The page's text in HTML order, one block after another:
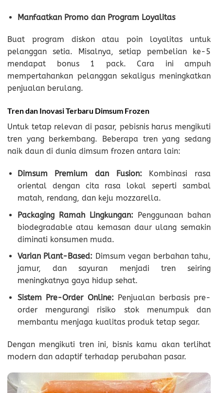
Manfaatkan Promo dan Program Loyalitas
Buat program diskon atau poin loyalitas untuk
pelanggan setia. Misalnya, setiap pembelian ke-5
mendapat bonus 1 pack. Cara ini ampuh
mempertahankan pelanggan sekaligus meningkatkan
penjualan berulang.
Tren dan Inovasi Terbaru Dimsum Frozen
Untuk tetap relevan di pasar, pebisnis harus mengikuti
tren yang berkembang. Beberapa tren yang sedang
naik daun di dunia dimsum frozen antara lain:
Dimsum Premium dan Fusion: Kombinasi rasa
oriental dengan cita rasa lokal seperti sambal
matah, rendang, dan keju mozzarella.
Packaging Ramah Lingkungan: Penggunaan bahan
biodegradable atau kemasan daur ulang semakin
diminati konsumen muda.
Varian Plant-Based: Dimsum vegan berbahan tahu,
jamur, dan sayuran menjadi tren seiring
meningkatnya gaya hidup sehat.
Sistem Pre-Order Online: Penjualan berbasis pre-
order mengurangi risiko stok menumpuk dan
membantu menjaga kualitas produk tetap segar.
Dengan mengikuti tren ini, bisnis kamu akan terlihat
modern dan adaptif terhadap perubahan pasar.